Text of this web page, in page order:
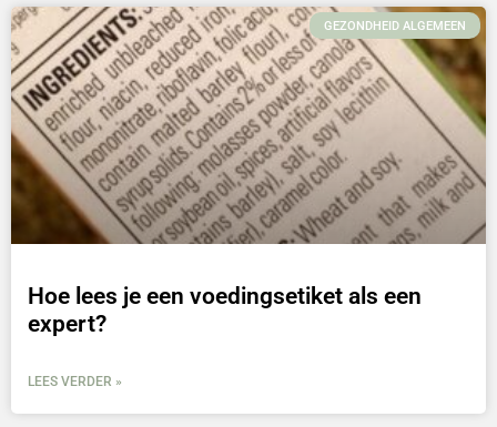
GEZONDHEID ALGEMEEN
Hoe lees je een voedingsetiket als een
expert?
LEES VERDER »